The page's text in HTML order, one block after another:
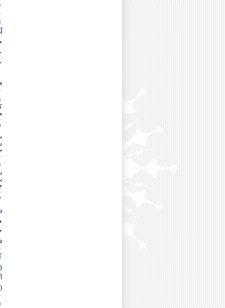
دکتر سید محمود میرزایی
دکتر سید علی میرلوحی